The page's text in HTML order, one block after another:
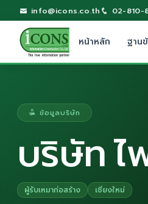
info@icons.co.th 02-810-
หน้าหลัก ฐาน
ข้อมูลบริษัท
บริษัท ไ
ผู้รับเหมาก่อสร้าง เชียงใหม่